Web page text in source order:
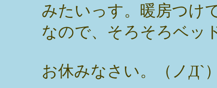
みたいっす。暖房つけ
なので、そろそろベッ
お休みなさい。（ノД`